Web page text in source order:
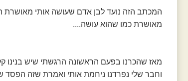
המכתב הזה נועד לבן אדם שעושה אותי מאושרת
מאושרת כמו שהוא עושה....
מאז שהכרנו בפעם הראשונה הרגשתי שיש בנינו
וחבר שלי נפרדנו ניחמת אותי ואמרת שזה הפסד